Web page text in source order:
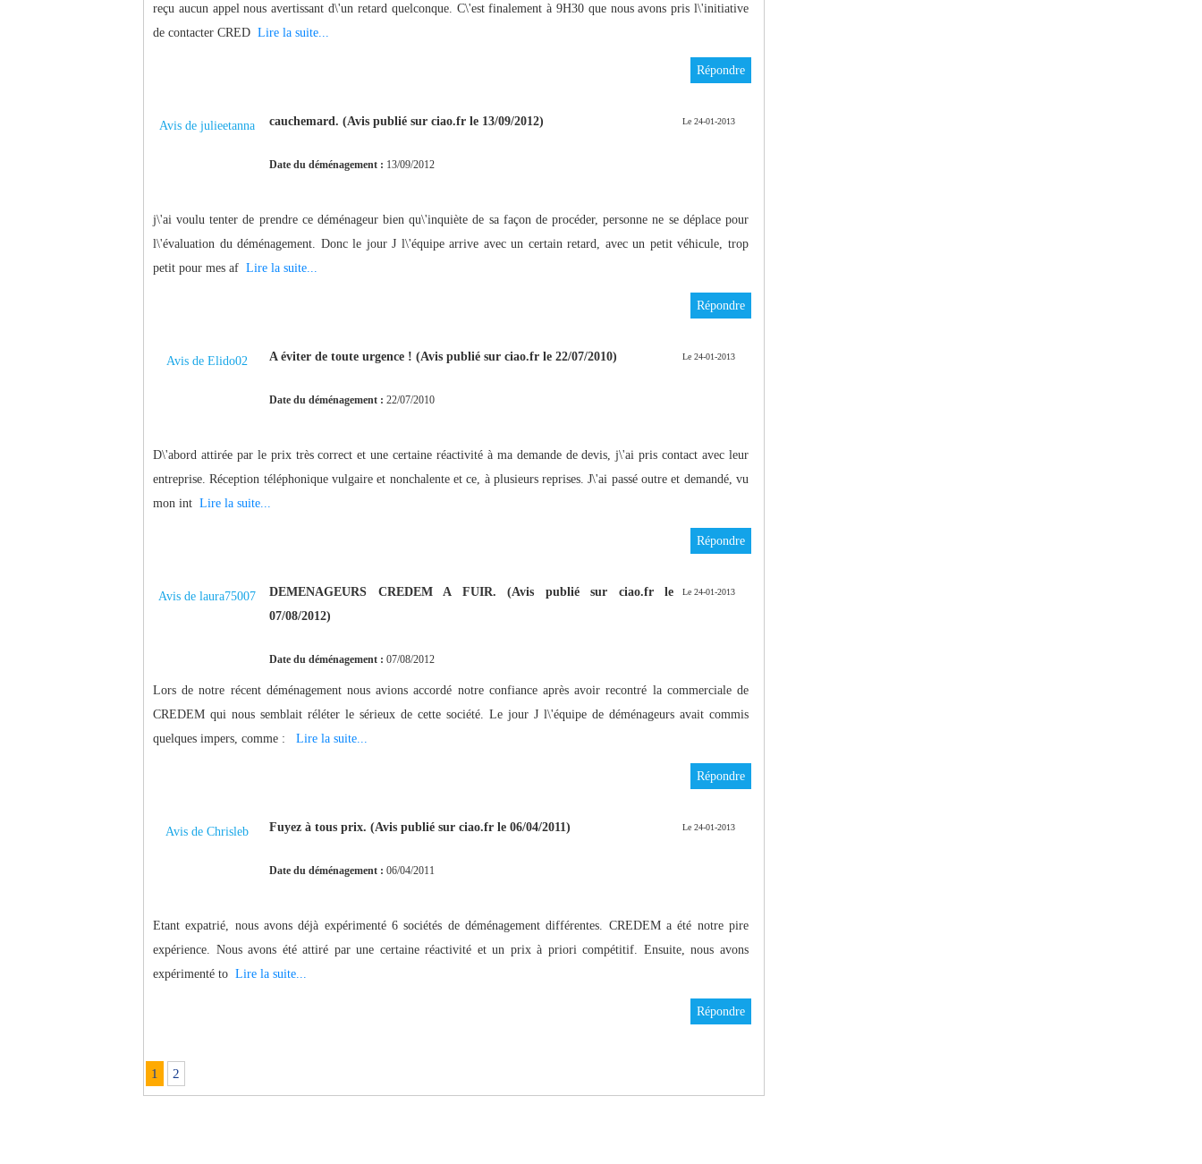
reçu aucun appel nous avertissant d\'un retard quelconque. C\'est finalement à 9H30 que nous avons pris l\'initiative
de contacter CRED Lire la suite...
Répondre
Avis de julieetanna cauchemard. (Avis publié sur ciao.fr le 13/09/2012)
Date du déménagement : 13/09/2012
Le 24-01-2013
j\'ai voulu tenter de prendre ce déménageur bien qu\'inquiète de sa façon de procéder, personne ne se déplace pour
l\'évaluation du déménagement. Donc le jour J l\'équipe arrive avec un certain retard, avec un petit véhicule, trop
petit pour mes af Lire la suite...
Répondre
Avis de Elido02 A éviter de toute urgence ! (Avis publié sur ciao.fr le 22/07/2010)
Date du déménagement : 22/07/2010
Le 24-01-2013
D\'abord attirée par le prix très correct et une certaine réactivité à ma demande de devis, j\'ai pris contact avec leur
entreprise. Réception téléphonique vulgaire et nonchalente et ce, à plusieurs reprises. J\'ai passé outre et demandé, vu
mon int Lire la suite...
Répondre
Avis de laura75007
DEMENAGEURS CREDEM A FUIR. (Avis publié sur ciao.fr le
07/08/2012)
Date du déménagement : 07/08/2012
Le 24-01-2013
Lors de notre récent déménagement nous avions accordé notre confiance après avoir recontré la commerciale de
CREDEM qui nous semblait réléter le sérieux de cette société. Le jour J l\'équipe de déménageurs avait commis
quelques impers, comme : Lire la suite...
Répondre
Avis de Chrisleb Fuyez à tous prix. (Avis publié sur ciao.fr le 06/04/2011)
Date du déménagement : 06/04/2011
Le 24-01-2013
Etant expatrié, nous avons déjà expérimenté 6 sociétés de déménagement différentes. CREDEM a été notre pire
expérience. Nous avons été attiré par une certaine réactivité et un prix à priori compétitif. Ensuite, nous avons
expérimenté to Lire la suite...
Répondre
1 2